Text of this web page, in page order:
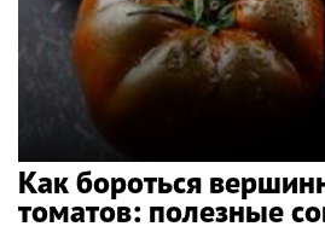
Как бороться
томатов: полезные